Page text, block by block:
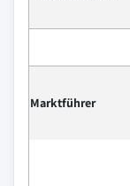
Marktführer